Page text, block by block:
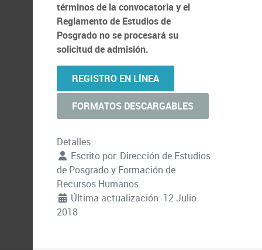
términos de la convocatoria y el
Reglamento de Estudios de
Posgrado no se procesará su
solicitud de admisión.
REGISTRO EN LÍNEA
FORMATOS DESCARGABLES
Detalles
Escrito por: Dirección de Estudios
de Posgrado y Formación de
Recursos Humanos
Última actualización: 12 Julio
2018